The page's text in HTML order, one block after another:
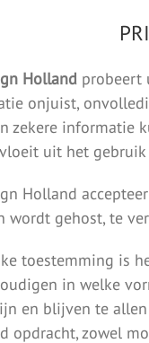
Hollandprobeert
onjuist,
zekere informatie
uit het
Holland
wordt gehost, te
toestemming is
in welke
en blijven te
opdracht, zowel